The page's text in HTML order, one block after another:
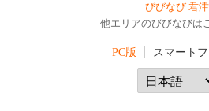
びびなび 君津
他エリアのびびなびは
PC版 スマート